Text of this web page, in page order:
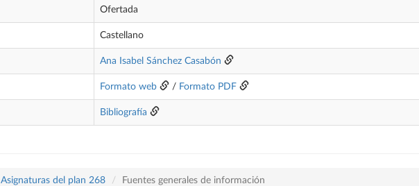
Ofertada
Castellano
Ana Isabel Sánchez Casabón
Formato web / Formato PDF
Bibliografía
Asignaturas del plan 268 Fuentes generales de información